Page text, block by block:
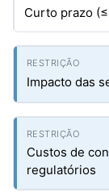
Curto prazo
Impacto das
Custos de
regulatórios